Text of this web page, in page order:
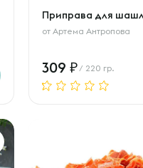
Приправа для
отАртема Антропова
309 / 220 гр.